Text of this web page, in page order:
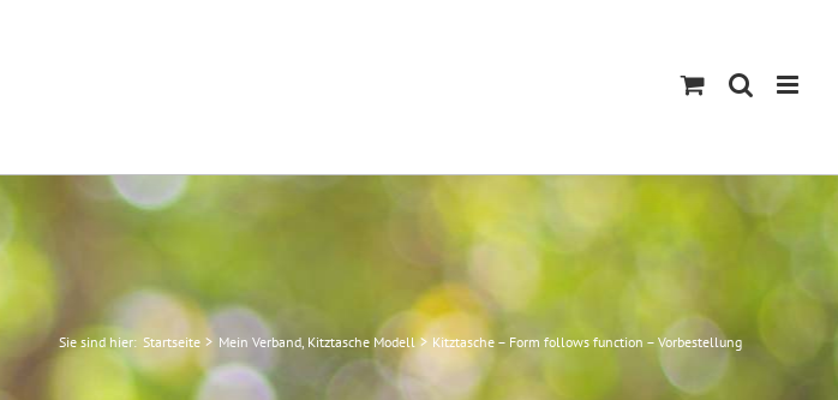
Sie sind hier: Startseite Mein Verband Kitztasche Modell Kitztasche – Form follows function – Vorbestellung